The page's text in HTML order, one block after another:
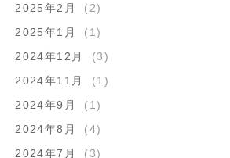
2025年2月
(2)
2025年1月
(1)
2024年12月
(3)
2024年11月
(1)
2024年9月
(1)
2024年8月
(4)
2024年7月
(3)